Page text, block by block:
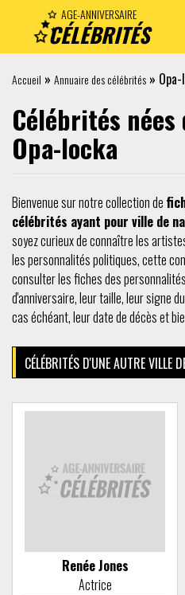
AGE-ANNIVERSAIRE
CÉLÉBRITÉS
Accueil » Annuaire des célébrités »
Célébrités
Opa-locka
Bienvenue sur notre collection de
célébrités ayant pour ville de
soyez curieux de connaître les
les personnalités politiques, cette
consulter les fiches des
d'anniversaire, leur taille, leur signe
cas échéant, leur date de décès et
CÉLÉBRITÉS D'UNE AUTRE VILLE
Renée Jones
Actrice